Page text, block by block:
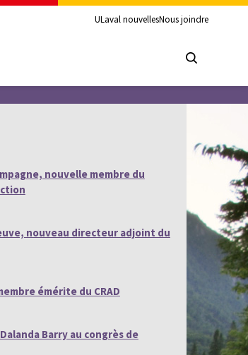
ULaval nouvellesNous joindre
nouvelle membre du
nouveau directeur adjoint du
émérite du CRAD
Barry au congrès de